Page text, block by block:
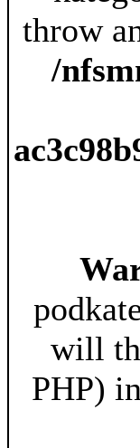
throw
/
will
PHP) in